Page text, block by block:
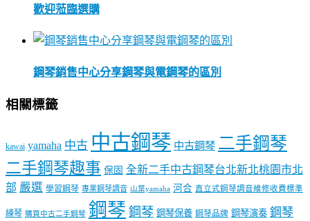
歡迎蒞臨選購
鋼琴銷售中心分享鋼琴與電鋼琴的區別
相關標籤
kawai yamaha 中古 中古鋼琴 中古鋼琴 二手鋼琴
二手鋼琴趣事 保固 全新二手中古鋼琴台北新北桃園市北
部 嚴選 學習鋼琴 專業鋼琴調音 山葉yamaha 河合 直立式鋼琴調音維修收費標準
練琴 購買中古二手鋼琴 鋼琴 鋼琴 鋼琴保養 鋼琴品牌 鋼琴演奏 鋼琴